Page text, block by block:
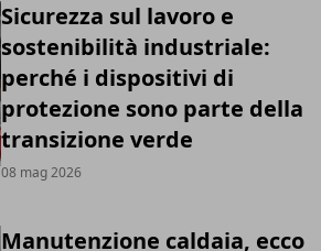
Sicurezza sul lavoro e
sostenibilità industriale:
perché i dispositivi di
protezione sono parte della
transizione verde
08 mag 2026
Manutenzione caldaia, ecco